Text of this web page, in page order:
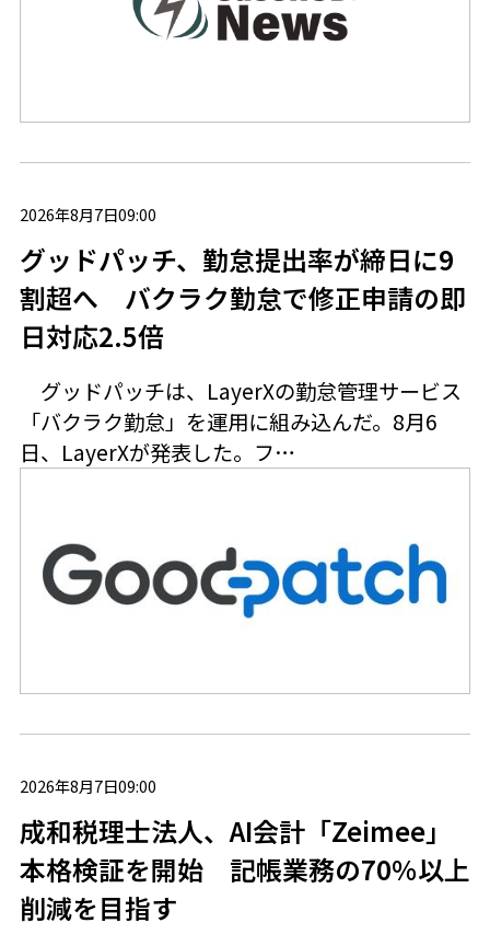
2026年8月7日09:00
グッドパッチ、勤怠提出率が締日に9
割超へ バクラク勤怠で修正申請の即
日対応2.5倍
グッドパッチは、LayerXの勤怠管理サービス
「バクラク勤怠」を運用に組み込んだ。8月6
日、LayerXが発表した。フ…
2026年8月7日09:00
成和税理士法人、AI会計「Zeimee」
本格検証を開始 記帳業務の70％以上
削減を目指す